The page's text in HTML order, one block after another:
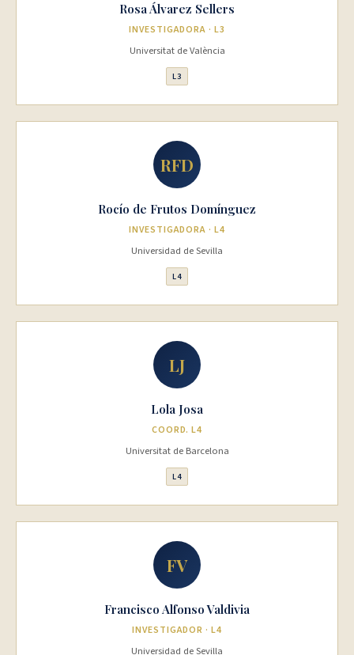
Rosa Álvarez Sellers
INVESTIGADORA · L3
Universitat de València
L3
RFD
Rocío de Frutos Domínguez
INVESTIGADORA · L4
Universidad de Sevilla
L4
LJ
Lola Josa
COORD. L4
Universitat de Barcelona
L4
FV
Francisco Alfonso Valdivia
INVESTIGADOR · L4
Universidad de Sevilla